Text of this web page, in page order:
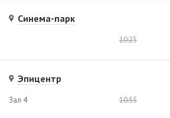
Синема-парк
10:25
Эпицентр
Зал 4 10:55